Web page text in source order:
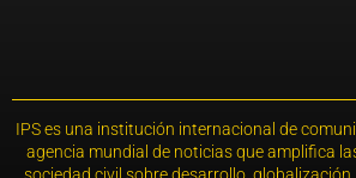
IPS es una institución internacional de
agencia mundial de noticias que amplifica